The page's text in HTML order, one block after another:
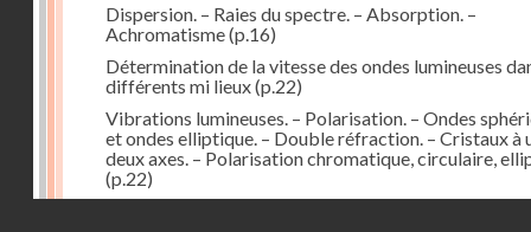
Dispersion. – Raies du spectre. – Absorption. –
Achromatisme(p.16)
Détermination de la vitesse des ondes lumineuses
différents mi lieux(p.22)
Vibrations lumineuses. – Polarisation. – Ondes
et ondes elliptique. – Double réfraction. – Cristaux à
deux axes. – Polarisation chromatique, circulaire,
(p.22)